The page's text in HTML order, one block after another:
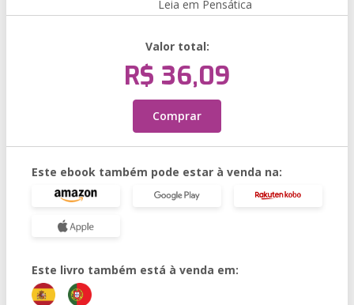
Leia em Pensática
Valor total:
R$ 36,09
Comprar
Este ebook também pode estar à venda na:
Este livro também está à venda em: